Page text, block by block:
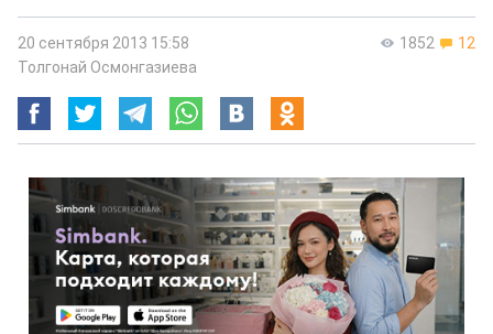
1852 12
20 сентября 2013 15:58
Толгонай Осмонгазиева